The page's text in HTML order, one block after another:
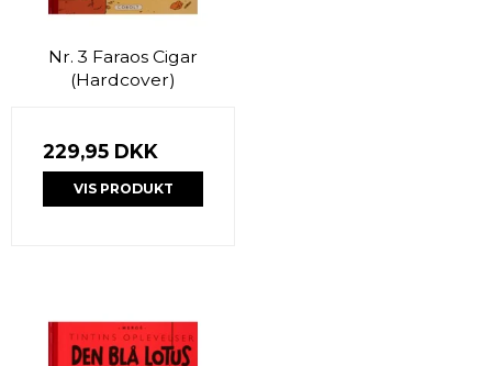
Nr. 3 Faraos Cigar
(Hardcover)
229,95 DKK
VIS PRODUKT